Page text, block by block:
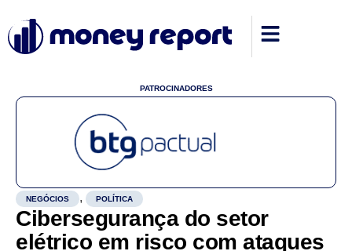
PATROCINADORES
NEGÓCIOS , POLÍTICA
Cibersegurança do setor
elétrico em risco com ataques